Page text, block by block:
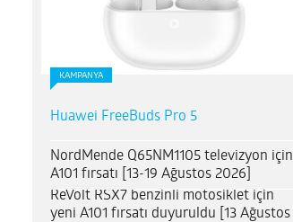
KAMPANYA
Huawei FreeBuds Pro 5
NordMende Q65NM1105 televizyon için
A101 fırsatı [13-19 Ağustos 2026]
ReVolt RSX7 benzinli motosiklet için
yeni A101 fırsatı duyuruldu [13 Ağustos